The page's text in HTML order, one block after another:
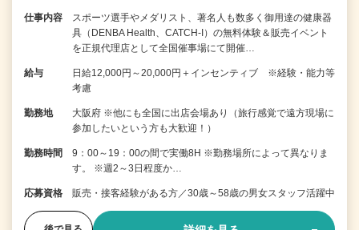
仕事内容
スポーツ選手やメダリスト、著名人も数多く御用達の健康器
具（DENBA Health、CATCH-I）の無料体験＆販売イベント
を正規代理店として全国催事場にて開催…
給与
日給12,000円～20,000円＋インセンティブ ※経験・能力等
考慮
勤務地
大阪府 ※他にも全国に出店会場あり（旅行感覚で遠方現場に
参加したいという方も大歓迎！）
勤務時間
9：00～19：00の間で実働8H ※勤務場所によって異なりま
す。 ※週2～3日程度か…
応募資格 販売・接客経験がある方／30歳～58歳の男女スタッフ活躍中